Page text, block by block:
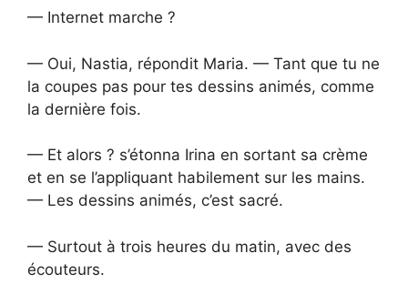
— Internet marche ?
— Oui, Nastia, répondit Maria. — Tant que tu ne
la coupes pas pour tes dessins animés, comme
la dernière fois.
— Et alors ? s’étonna Irina en sortant sa crème
et en se l’appliquant habilement sur les mains.
— Les dessins animés, c’est sacré.
— Surtout à trois heures du matin, avec des
écouteurs.